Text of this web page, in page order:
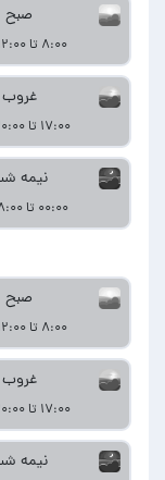
صبح
۸:۰۰ تا ۱۲:۰۰
غروب
۱۷:۰۰ تا ۲۰:۰۰
نیمه
۰۰:۰۰ تا ۸:۰۰
صبح
۸:۰۰ تا ۱۲:۰۰
غروب
۱۷:۰۰ تا ۲۰:۰۰
نیمه